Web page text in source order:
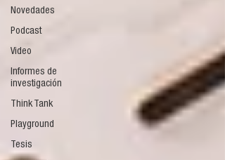
Novedades
Podcast
Video
Informes de
investigación
Think Tank
Playground
Tesis